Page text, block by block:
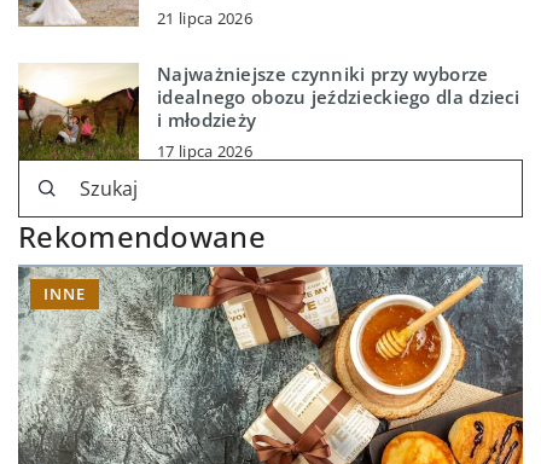
21 lipca 2026
Najważniejsze czynniki przy wyborze
idealnego obozu jeździeckiego dla dzieci
i młodzieży
17 lipca 2026
Rekomendowane
INNE